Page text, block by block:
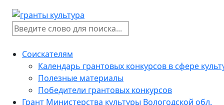
Соискателям
Календарь грантовых конкурсов в сфере
Полезные материалы
Победители грантовых конкурсов
Грант Министерства культуры Вологодской обл.